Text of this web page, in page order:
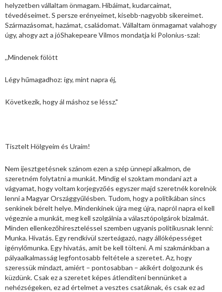
helyzetben vállaltam önmagam. Hibáimat, kudarcaimat,
tévedéseimet. S persze erényeimet, kisebb-nagyobb sikereimet.
Származásomat, hazámat, családomat. Vállaltam önmagamat valahogy
úgy, ahogy azt a jóShakepeare Vilmos mondatja ki Polonius-szal:
,,Mindenek fölött
Légy hűmagadhoz: így, mint napra éj,
Következik, hogy ál máshoz se léssz."
Tisztelt Hölgyeim és Uraim!
Nem ijesztgetésnek szánom ezen a szép ünnepi alkalmon, de
szeretném folytatni a munkát. Mindig el szoktam mondani azt a
vágyamat, hogy voltam korjegyzőés egyszer majd szeretnék korelnök
lenni a Magyar Országgyűlésben. Tudom, hogy a politikában sincs
senkinek bérelt helye. Mindenkinek újra meg újra, napról napra el kell
végeznie a munkát, meg kell szolgálnia a választópolgárok bizalmát.
Minden ellenkezőhíreszteléssel szemben ugyanis politikusnak lenni:
Munka. Hivatás. Egy rendkívül szerteágazó, nagy állóképességet
igénylőmunka. Egy hivatás, amit be kell tölteni. A mi szakmánkban a
pályaalkalmasság legfontosabb feltétele a szeretet. Az, hogy
szeressük mindazt, amiért – pontosabban – akikért dolgozunk és
küzdünk. Csak ez a szeretet képes átlendíteni bennünket a
nehézségeken, ez ad értelmet a vesztes csatáknak, és csak ez ad